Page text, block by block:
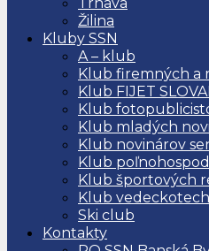
Žilina
Kluby SSN
A – klub
Klub firemných a
Klub FIJET
Klub
Klub mladých
Klub novinárov
Klub
Klub športových
Klub
Ski club
Kontakty